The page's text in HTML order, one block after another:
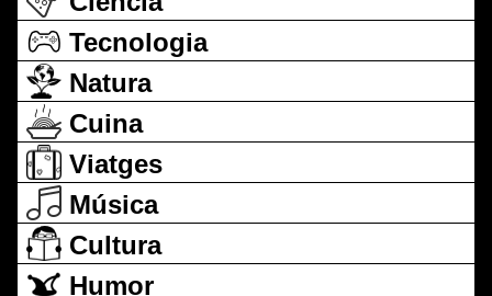
Tecnologia
Natura
Cuina
Viatges
Música
Cultura
Humor